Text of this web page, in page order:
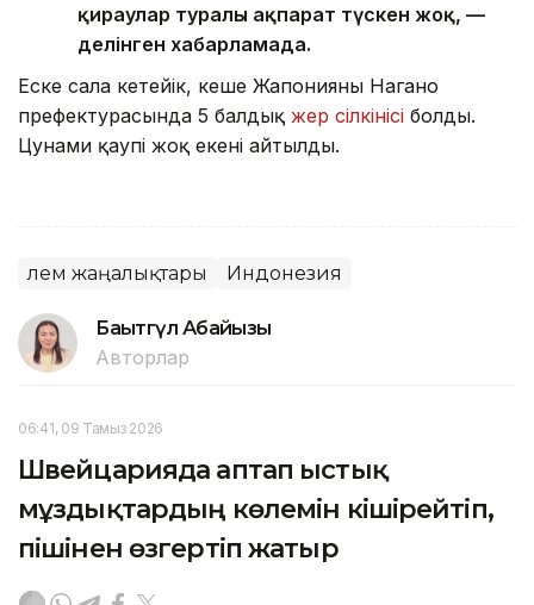
қираулар туралы ақпарат түскен жоқ, —
делінген хабарламада.
Еске сала кетейік, кеше Жапонияның Нагано
префектурасында 5 балдық жер сілкінісі болды.
Цунами қаупі жоқ екені айтылды.
Әлем жаңалықтары Индонезия
Бақытгүл Абайқызы
Авторлар
06:41, 09 Тамыз 2026
Швейцарияда аптап ыстық
мұздықтардың көлемін кішірейтіп,
пішінен өзгертіп жатыр